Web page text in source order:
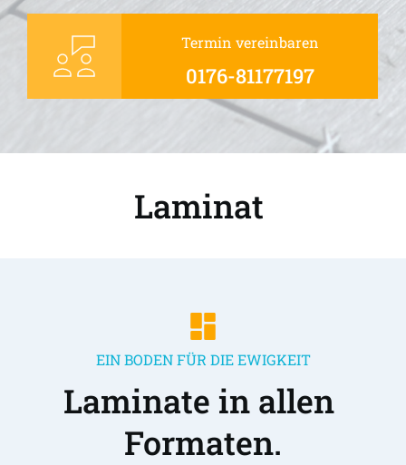
Termin vereinbaren
0176-81177197
Laminat
EIN BODEN FÜR DIE EWIGKEIT
Laminate in allen
Formaten.